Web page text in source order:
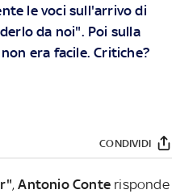
le voci sull'arrivo di
da noi". Poi sulla
era facile. Critiche?
CONDIVIDI
,Antonio Conte risponde